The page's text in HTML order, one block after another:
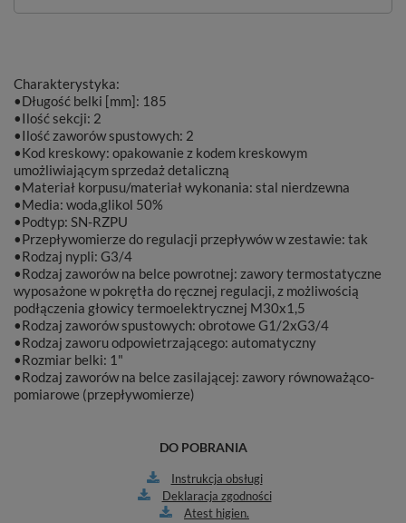
Charakterystyka:
•Długość belki [mm]: 185
•Ilość sekcji: 2
•Ilość zaworów spustowych: 2
•Kod kreskowy: opakowanie z kodem kreskowym
umożliwiającym sprzedaż detaliczną
•Materiał korpusu/materiał wykonania: stal nierdzewna
•Media: woda,glikol 50%
•Podtyp: SN-RZPU
•Przepływomierze do regulacji przepływów w zestawie: tak
•Rodzaj nypli: G3/4
•Rodzaj zaworów na belce powrotnej: zawory termostatyczne
wyposażone w pokrętła do ręcznej regulacji, z możliwością
podłączenia głowicy termoelektrycznej M30x1,5
•Rodzaj zaworów spustowych: obrotowe G1/2xG3/4
•Rodzaj zaworu odpowietrzającego: automatyczny
•Rozmiar belki: 1"
•Rodzaj zaworów na belce zasilającej: zawory równoważąco-
pomiarowe (przepływomierze)
DO POBRANIA
Instrukcja obsługi
Deklaracja zgodności
Atest higien.